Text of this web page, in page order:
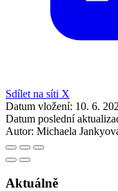
Sdílet na síti X
Datum vložení: 10. 6.
Datum poslední
Autor: Michaela
Aktuálně